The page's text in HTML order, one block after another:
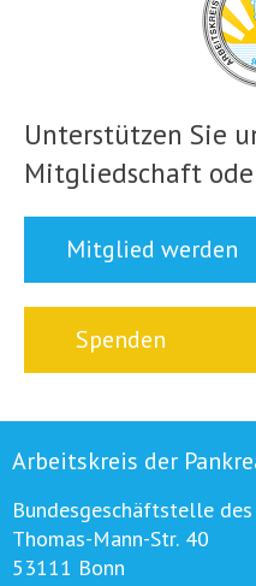
Unterstützen Sie
Mitgliedschaft
Mitglied werden
Spenden
Arbeitskreis der
Bundesgeschäftstelle des
Thomas-Mann-Str. 40
53111 Bonn